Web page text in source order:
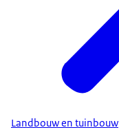
Landbouw en tuinbouw